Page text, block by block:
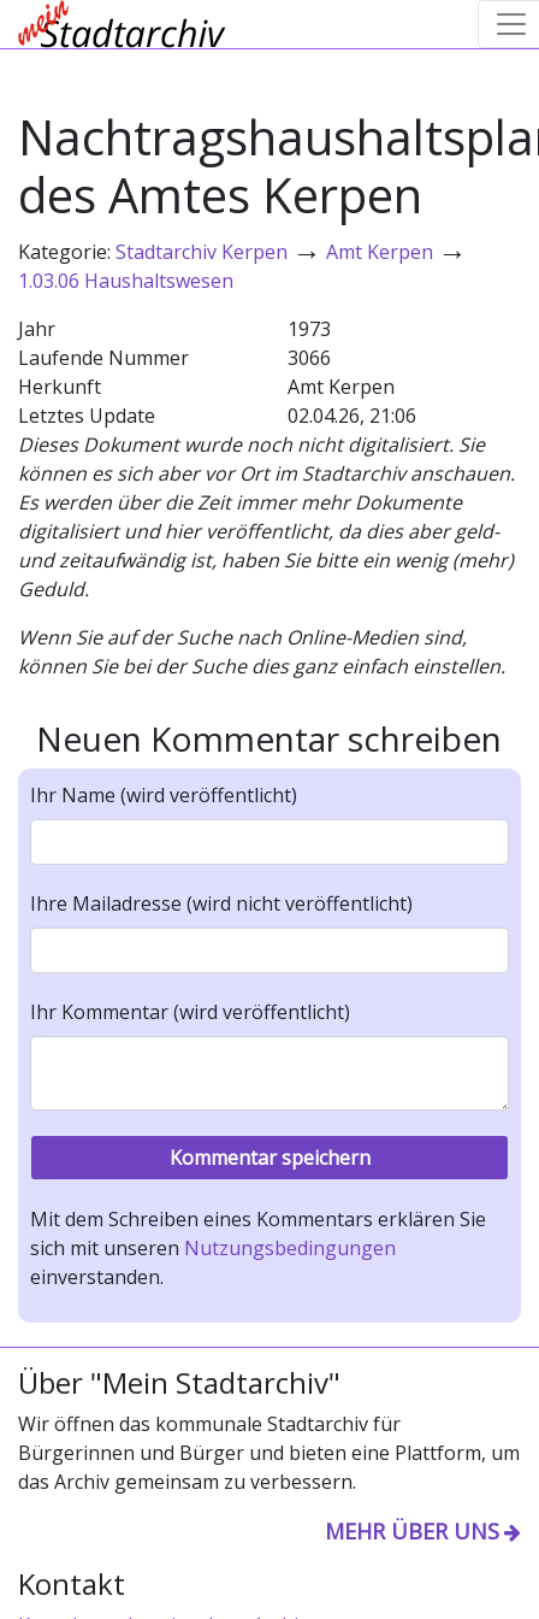
des Amtes Kerpen
Kategorie: Stadtarchiv Kerpen → Amt Kerpen →
1.03.06 Haushaltswesen
Jahr
1973
Laufende Nummer
3066
Herkunft
Amt Kerpen
Letztes Update
02.04.26, 21:06
Dieses Dokument wurde noch nicht digitalisiert. Sie
können es sich aber vor Ort im Stadtarchiv anschauen.
Es werden über die Zeit immer mehr Dokumente
digitalisiert und hier veröffentlicht, da dies aber geld-
und zeitaufwändig ist, haben Sie bitte ein wenig (mehr)
Geduld.
Wenn Sie auf der Suche nach Online-Medien sind,
können Sie bei der Suche dies ganz einfach einstellen.
Neuen Kommentar schreiben
Ihr Name (wird veröffentlicht)
Ihre Mailadresse (wird nicht veröffentlicht)
Ihr Kommentar (wird veröffentlicht)
Mit dem Schreiben eines Kommentars erklären Sie
sich mit unseren Nutzungsbedingungen
einverstanden.
Über "Mein Stadtarchiv"
Wir öffnen das kommunale Stadtarchiv für
Bürgerinnen und Bürger und bieten eine Plattform, um
das Archiv gemeinsam zu verbessern.
MEHR ÜBER UNS
Kontakt